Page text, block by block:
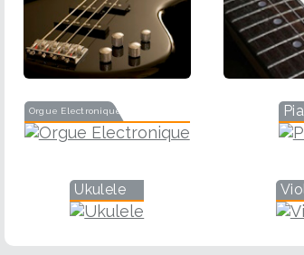
Orgue Electronique
Ukulele